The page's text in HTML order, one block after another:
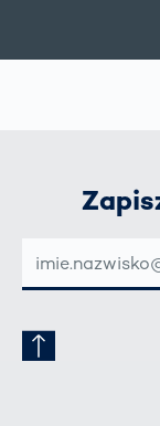
MAIL-
ADRESSE